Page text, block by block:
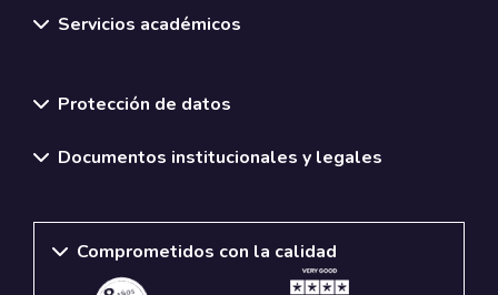
Servicios académicos
Protección de datos
Documentos institucionales y legales
Comprometidos con la calidad